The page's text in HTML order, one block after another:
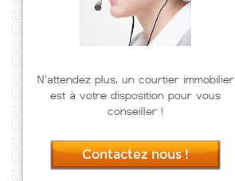
N'attendez plus, un courtier immobilier
est à votre disposition pour vous
conseiller !
Contactez nous !